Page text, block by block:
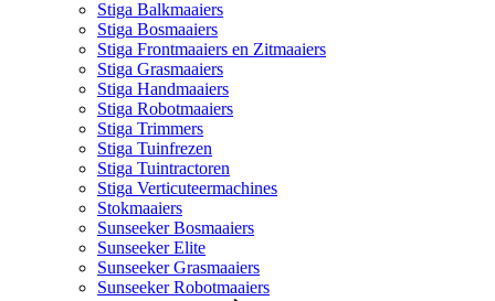
Stiga Balkmaaiers
Stiga Bosmaaiers
Stiga Frontmaaiers en Zitmaaiers
Stiga Grasmaaiers
Stiga Handmaaiers
Stiga Robotmaaiers
Stiga Trimmers
Stiga Tuinfrezen
Stiga Tuintractoren
Stiga Verticuteermachines
Stokmaaiers
Sunseeker Bosmaaiers
Sunseeker Elite
Sunseeker Grasmaaiers
Sunseeker Robotmaaiers